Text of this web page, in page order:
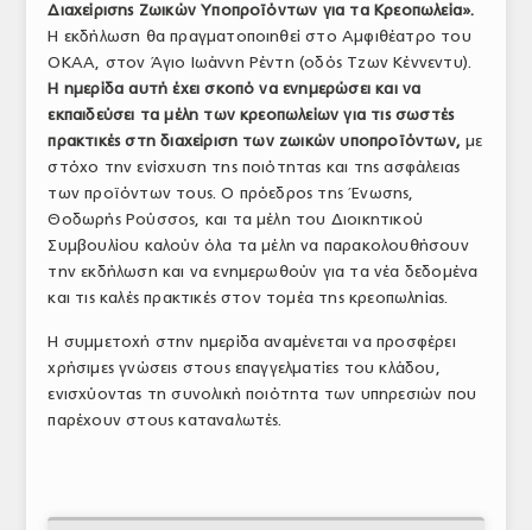
ΕΜΠΟΡΙΚΟΙ ΑΝΤΙΠΡΟΣΩΠΟΙ
ΝΟΜΟΘΕΣΙΑ
ΕΛΛΗΝΙΚΗ ΝΟΜΟΘΕΣΙΑ
ΤΟ ΠΕΡΙΟΔΙΚΟ
Profile
ΑΡΧΕΙΟ ΤΕΥΧΩΝ
ΣΥΝΕΔΡΙΟ ΚΡΕΑΤΟΣ
Διαχείρισης Ζωικών Υποπροϊόντων για τα Κρεοπωλεία».
Η εκδήλωση θα πραγματοποιηθεί στο Αμφιθέατρο του
ΟΚΑΑ, στον Άγιο Ιωάννη Ρέντη (οδός Τζων Κέννεντυ).
Η ημερίδα αυτή έχει σκοπό να ενημερώσει και να
εκπαιδεύσει τα μέλη των κρεοπωλείων για τις σωστές
πρακτικές στη διαχείριση των ζωικών υποπροϊόντων,με
στόχο την ενίσχυση της ποιότητας και της ασφάλειας
των προϊόντων τους. Ο πρόεδρος της Ένωσης,
Θοδωρής Ρούσσος, και τα μέλη του Διοικητικού
Συμβουλίου καλούν όλα τα μέλη να παρακολουθήσουν
την εκδήλωση και να ενημερωθούν για τα νέα δεδομένα
και τις καλές πρακτικές στον τομέα της κρεοπωληίας.
Η συμμετοχή στην ημερίδα αναμένεται να προσφέρει
χρήσιμες γνώσεις στους επαγγελματίες του κλάδου,
ενισχύοντας τη συνολική ποιότητα των υπηρεσιών που
παρέχουν στους καταναλωτές.